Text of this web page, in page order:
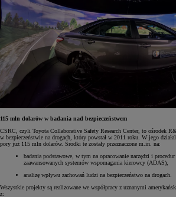
115 mln dolarów w badania nad bezpieczeństwem
CSRC, czyli Toyota Collaborative Safety Research Center, to ośrodek
w bezpieczeństwie na drogach, który powstał w 2011 roku. W jego
pory już 115 mln dolarów. Środki te zostały przeznaczone m.in. na:
badania podstawowe, w tym na opracowanie narzędzi i
zaawansowanych systemów wspomagania kierowcy (ADAS),
analizę wpływu zachowań ludzi na bezpieczeństwo na drogach.
Wszystkie projekty są realizowane we współpracy z uznanymi
z: